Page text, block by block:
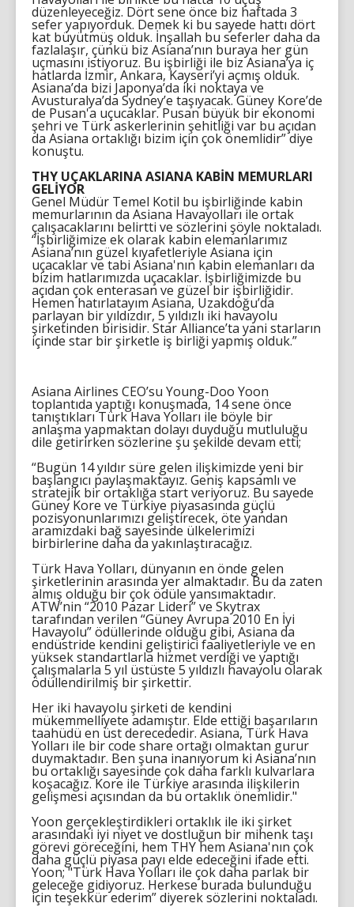
düzenleyeceğiz. Dört sene önce biz haftada 3
sefer yapıyorduk. Demek ki bu sayede hattı dört
kat büyütmüş olduk. İnşallah bu seferler daha da
fazlalaşır, çünkü biz Asiana’nın buraya her gün
uçmasını istiyoruz. Bu işbirliği ile biz Asiana’ya iç
hatlarda İzmir, Ankara, Kayseri’yi açmış olduk.
Asiana’da bizi Japonya’da iki noktaya ve
Avusturalya’da Sydney’e taşıyacak. Güney Kore’de
de Pusan'a uçucaklar. Pusan büyük bir ekonomi
şehri ve Türk askerlerinin şehitliği var bu açıdan
da Asiana ortaklığı bizim için çok önemlidir” diye
konuştu.
THY UÇAKLARINA ASIANA KABİN MEMURLARI
GELİYOR
Genel Müdür Temel Kotil bu işbirliğinde kabin
memurlarının da Asiana Havayolları ile ortak
çalışacaklarını belirtti ve sözlerini şöyle noktaladı.
“İşbirliğimize ek olarak kabin elemanlarımız
Asiana’nın güzel kıyafetleriyle Asiana için
uçacaklar ve tabi Asiana'nın kabin elemanları da
bizim hatlarımızda uçacaklar. İşbirliğimizde bu
açıdan çok enterasan ve güzel bir işbirliğidir.
Hemen hatırlatayım Asiana, Uzakdoğu’da
parlayan bir yıldızdır, 5 yıldızlı iki havayolu
şirketinden birisidir. Star Alliance’ta yani starların
içinde star bir şirketle iş birliği yapmış olduk.”
Asiana Airlines CEO’su Young-Doo Yoon
toplantıda yaptığı konuşmada, 14 sene önce
tanıştıkları Türk Hava Yolları ile böyle bir
anlaşma yapmaktan dolayı duyduğu mutluluğu
dile getirirken sözlerine şu şekilde devam etti;
“Bugün 14 yıldır süre gelen ilişkimizde yeni bir
başlangıcı paylaşmaktayız. Geniş kapsamlı ve
stratejik bir ortaklığa start veriyoruz. Bu sayede
Güney Kore ve Türkiye piyasasında güçlü
pozisyonunlarımızı geliştirecek, öte yandan
aramızdaki bağ sayesinde ülkelerimizi
birbirlerine daha da yakınlaştıracağız.
Türk Hava Yolları, dünyanın en önde gelen
şirketlerinin arasında yer almaktadır. Bu da zaten
almış olduğu bir çok ödüle yansımaktadır.
ATW’nin “2010 Pazar Lideri” ve Skytrax
tarafından verilen “Güney Avrupa 2010 En İyi
Havayolu” ödüllerinde olduğu gibi, Asiana da
endüstride kendini geliştirici faaliyetleriyle ve en
yüksek standartlarla hizmet verdiği ve yaptığı
çalışmalarla 5 yıl üstüste 5 yıldızlı havayolu olarak
ödüllendirilmiş bir şirkettir.
Her iki havayolu şirketi de kendini
mükemmelliyete adamıştır. Elde ettiği başarıların
taahüdü en üst derecededir. Asiana, Türk Hava
Yolları ile bir code share ortağı olmaktan gurur
duymaktadır. Ben şuna inanıyorum ki Asiana’nın
bu ortaklığı sayesinde çok daha farklı kulvarlara
koşacağız. Kore ile Türkiye arasında ilişkilerin
gelişmesi açısından da bu ortaklık önemlidir."
Yoon gerçekleştirdikleri ortaklık ile iki şirket
arasındaki iyi niyet ve dostluğun bir mihenk taşı
görevi göreceğini, hem THY hem Asiana'nın çok
daha güçlü piyasa payı elde edeceğini ifade etti.
Yoon; "Türk Hava Yolları ile çok daha parlak bir
geleceğe gidiyoruz. Herkese burada bulunduğu
için teşekkür ederim” diyerek sözlerini noktaladı.